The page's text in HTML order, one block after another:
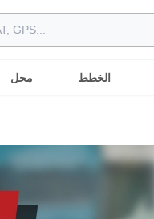
محل الخطط